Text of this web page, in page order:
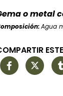
o metal
Agua